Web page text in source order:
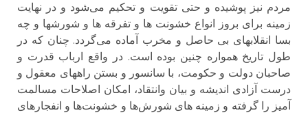
مردم نیز پوشیده و حتی تقویت و تحکیم می‌شود و در نهایت
زمینه برای بروز انواع خشونت ها و تفرقه ها و شورشها و چه
بسا انقلابهای بی حاصل و مخرب آماده می‌گردد. چنان که در
طول تاریخ همواره چنین بوده است. در واقع ارباب قدرت و
صاحبان دولت و حکومت، با سانسور و بستن راههای معقول و
درست آزادی اندیشه و بیان وانتقاد، امکان اصلاحات مسالمت
آمیز را گرفته و زمینه های شورش‌ها و خشونت‌ها و انفجارهای